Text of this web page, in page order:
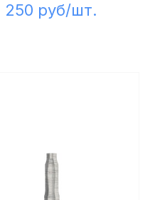
250 руб/шт.